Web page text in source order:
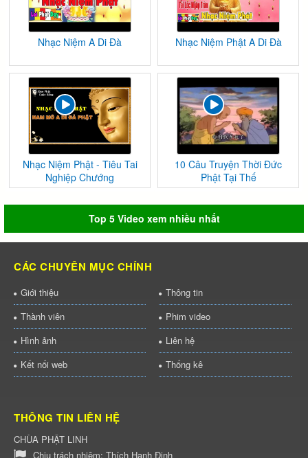
Nhạc Niệm A Di Đà Nhạc Niệm Phật A Di Đà
Nhạc Niệm Phật - Tiêu Tai
Nghiệp Chướng
10 Câu Truyện Thời Đức
Phật Tại Thế
Top 5 Video xem nhiều nhất
CÁC CHUYÊN MỤC CHÍNH
Giới thiệu
Thông tin
Thành viên
Phim video
Hình ảnh
Liên hệ
Kết nối web
Thống kê
THÔNG TIN LIÊN HỆ
CHÙA PHẬT LINH
Chịu trách nhiệm: Thích Hạnh Định